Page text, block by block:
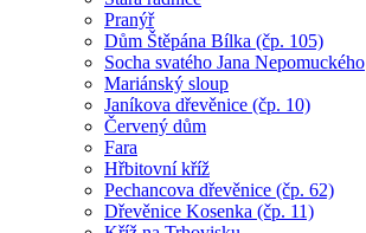
Pranýř
Dům Štěpána Bílka (čp. 105)
Socha svatého Jana Nepomuckého
Mariánský sloup
Janíkova dřevěnice (čp. 10)
Červený dům
Fara
Hřbitovní kříž
Pechancova dřevěnice (čp. 62)
Dřevěnice Kosenka (čp. 11)